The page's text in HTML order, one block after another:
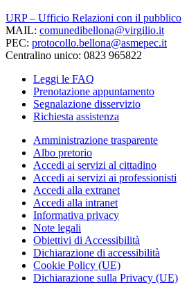
URP – Ufficio Relazioni con il pubblico
MAIL: comunedibellona@virgilio.it
PEC: protocollo.bellona@asmepec.it
Centralino unico: 0823 965822
Leggi le FAQ
Prenotazione appuntamento
Segnalazione disservizio
Richiesta assistenza
Amministrazione trasparente
Albo pretorio
Accedi ai servizi al cittadino
Accedi ai servizi ai professionisti
Accedi alla extranet
Accedi alla intranet
Informativa privacy
Note legali
Obiettivi di Accessibilità
Dichiarazione di accessibilità
Cookie Policy (UE)
Dichiarazione sulla Privacy (UE)